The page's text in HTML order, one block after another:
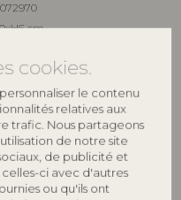
cookies.
le contenu
relatives aux
trafic. Nous partageons
de notre site
de publicité et
ci avec d'autres
ou qu'ils ont
cm
21,90
NOUVEAUTÉ